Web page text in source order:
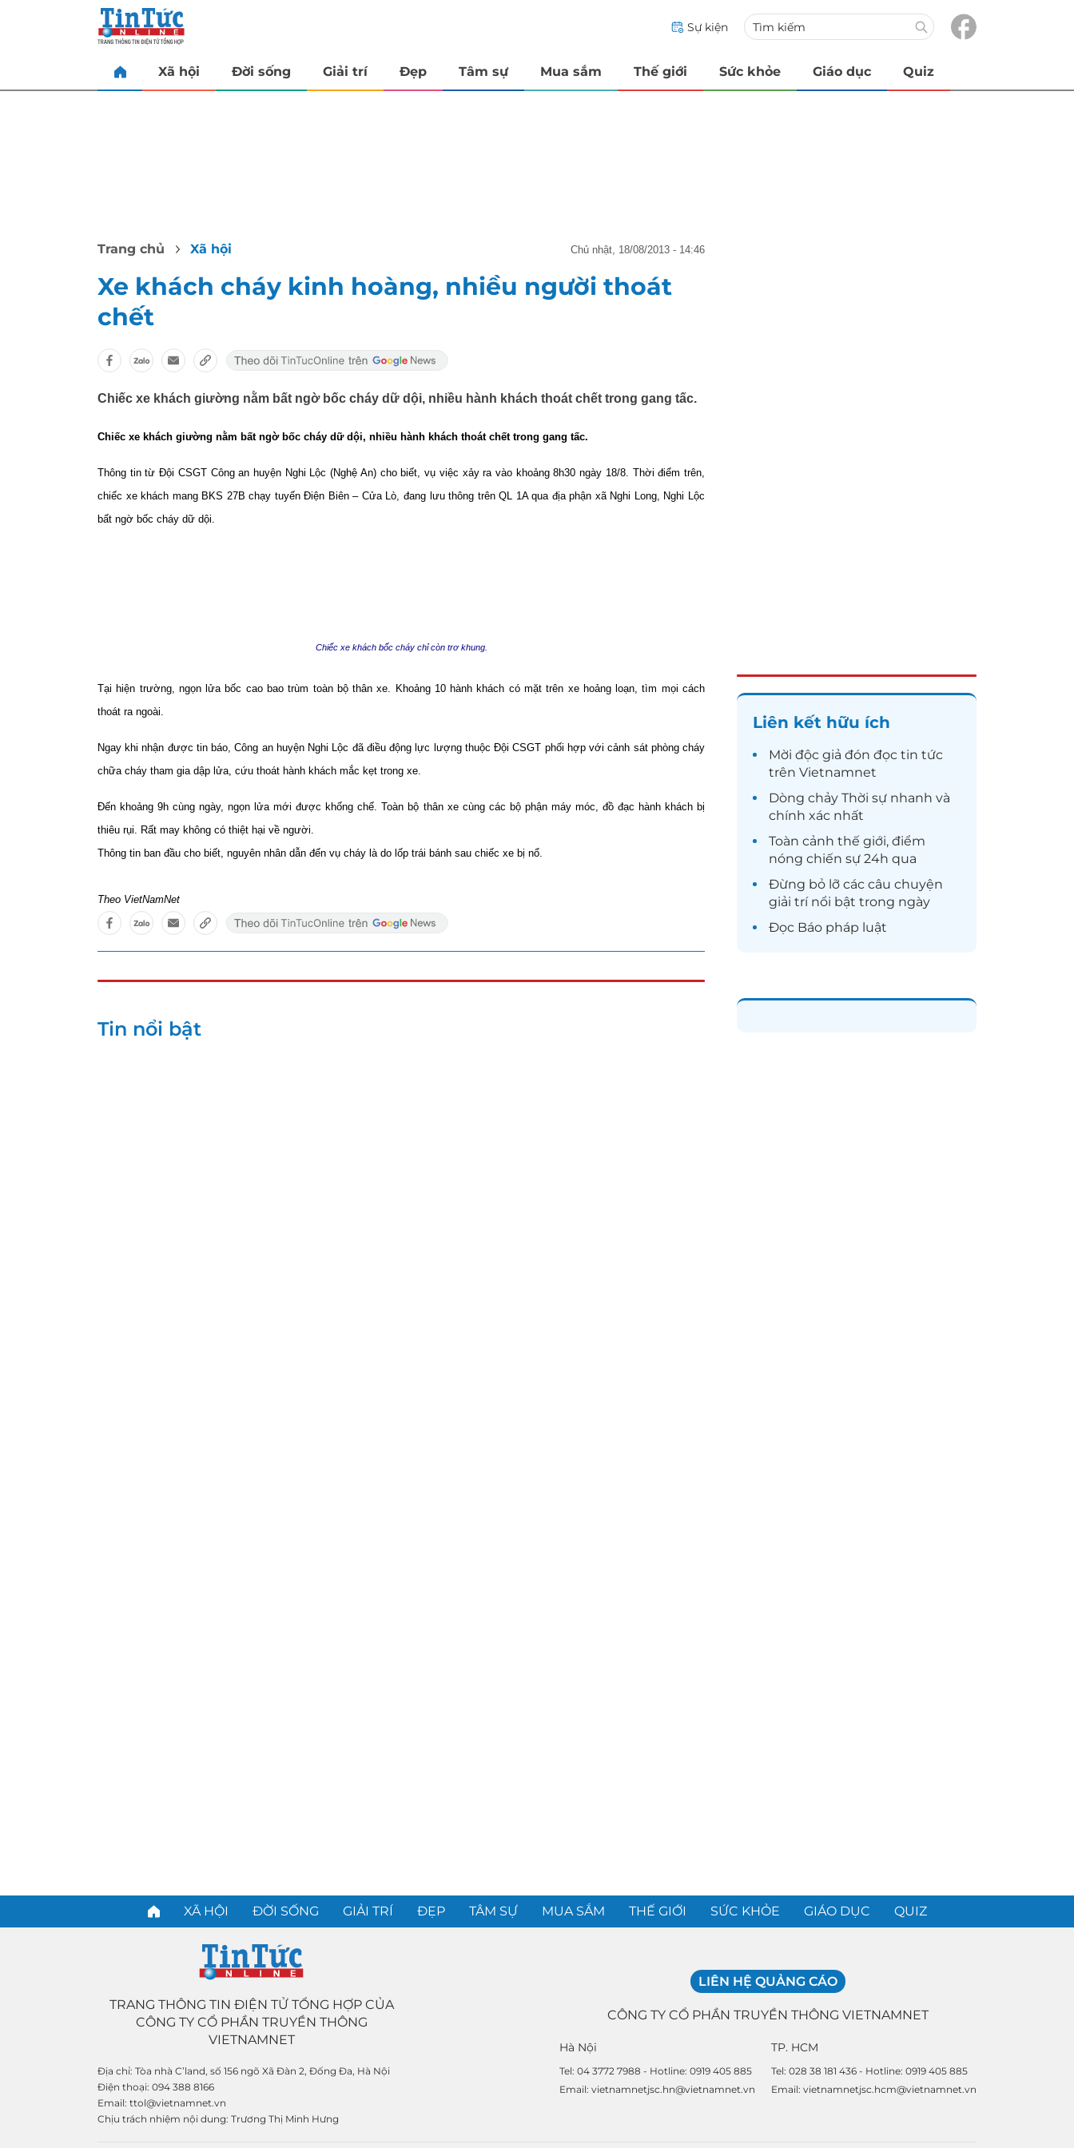
Sự kiện
Xã hội Đời sống Giải trí Đẹp Tâm sự Mua sắm Thế giới Sức khỏe Giáo dục Quiz
Trang chủ Xã hội chủ nhật, 18/08/2013 - 14:46
Xe khách cháy kinh hoàng, nhiều người thoát
chết
Chiếc xe khách giường nằm bất ngờ bốc cháy dữ dội, nhiều hành khách thoát chết trong gang tấc.
Chiếc xe khách giường nằm bất ngờ bốc cháy dữ dội, nhiều hành khách thoát chết trong gang tấc.
Thông tin từ Đội CSGT Công an huyện Nghi Lộc (Nghệ An) cho biết, vụ việc xảy ra vào khoảng 8h30 ngày 18/8. Thời điểm trên,
chiếc xe khách mang BKS 27B chạy tuyến Điện Biên – Cửa Lò, đang lưu thông trên QL 1A qua địa phận xã Nghi Long, Nghi Lộc
bất ngờ bốc cháy dữ dội.
Chiếc xe khách bốc cháy chỉ còn trơ khung.
Tại hiện trường, ngọn lửa bốc cao bao trùm toàn bộ thân xe. Khoảng 10 hành khách có mặt trên xe hoảng loạn, tìm mọi cách
thoát ra ngoài.
Ngay khi nhận được tin báo, Công an huyện Nghi Lộc đã điều động lực lượng thuộc Đội CSGT phối hợp với cảnh sát phòng cháy
chữa cháy tham gia dập lửa, cứu thoát hành khách mắc kẹt trong xe.
Đến khoảng 9h cùng ngày, ngọn lửa mới được khống chế. Toàn bộ thân xe cùng các bộ phận máy móc, đồ đạc hành khách bị
thiêu rụi. Rất may không có thiệt hại về người.
Thông tin ban đầu cho biết, nguyên nhân dẫn đến vụ cháy là do lốp trái bánh sau chiếc xe bị nổ.
Theo VietNamNet
Liên kết hữu ích
Mời độc giả đón đọc tin tức
trên Vietnamnet
Dòng chảy Thời sự nhanh và
chính xác nhất
Toàn cảnh thế giới, điểm
nóng chiến sự 24h qua
Đừng bỏ lỡ các câu chuyện
giải trínổi bật trong ngày
Đọc Báo pháp luật
Tin nổi bật
XÃ HỘI ĐỜI SỐNG GIẢI TRÍ ĐẸP TÂM SỰ MUA SẮM THẾ GIỚI SỨC KHỎE GIÁO DỤC QUIZ
TRANG THÔNG TIN ĐIỆN TỬ TỔNG HỢP CỦA
CÔNG TY CỔ PHẦN TRUYỀN THÔNG
VIETNAMNET
Địa chỉ: Tòa nhà C’land, số 156 ngõ Xã Đàn 2, Đống Đa, Hà Nội
Điện thoại: 094 388 8166
Email: ttol@vietnamnet.vn
Chịu trách nhiệm nội dung: Trương Thị Minh Hưng
LIÊN HỆ QUẢNG CÁO
CÔNG TY CỔ PHẦN TRUYỀN THÔNG VIETNAMNET
Hà Nội
Tel: 04 3772 7988 - Hotline: 0919 405 885
Email: vietnamnetjsc.hn@vietnamnet.vn
TP. HCM
Tel: 028 38 181 436 - Hotline: 0919 405 885
Email: vietnamnetjsc.hcm@vietnamnet.vn